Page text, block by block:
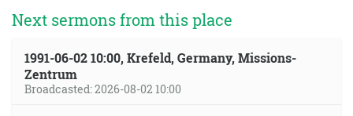
Next sermons from this place
1991-06-02 10:00, Krefeld, Germany, Missions-
Zentrum
Broadcasted: 2026-08-02 10:00